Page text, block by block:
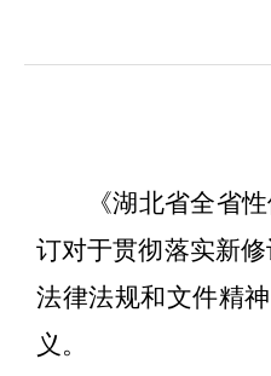
《湖北省全省
订对于贯彻落实新
法律法规和文件精
义。